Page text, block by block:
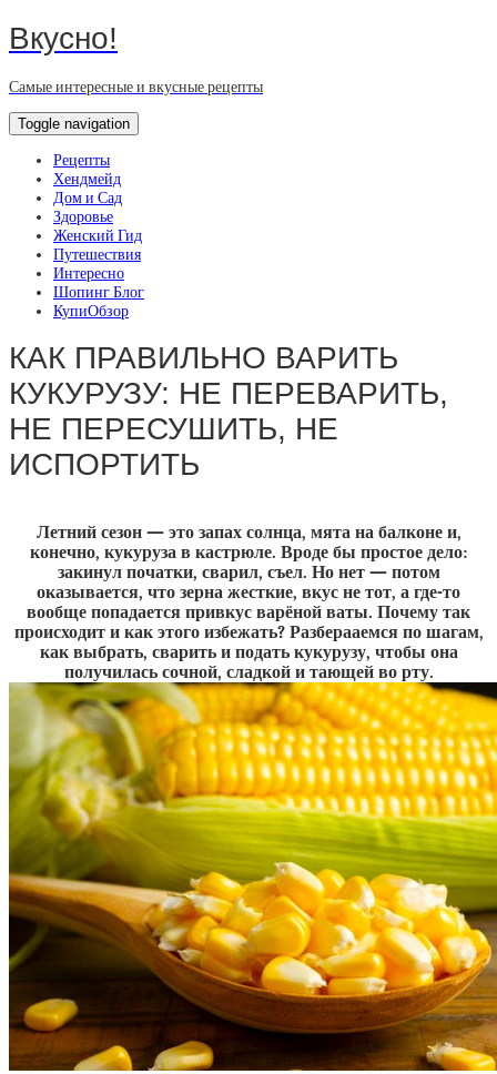
Вкусно!
Самые интересные и вкусные рецепты
Toggle navigation
Рецепты
Хендмейд
Дом и Сад
Здоровье
Женский Гид
Путешествия
Интересно
Шопинг Блог
КупиОбзор
КАК ПРАВИЛЬНО ВАРИТЬ
КУКУРУЗУ: НЕ ПЕРЕВАРИТЬ,
НЕ ПЕРЕСУШИТЬ, НЕ
ИСПОРТИТЬ
Летний сезон — это запах солнца, мята на балконе и,
конечно, кукуруза в кастрюле. Вроде бы простое дело:
закинул початки, сварил, съел. Но нет — потом
оказывается, что зерна жесткие, вкус не тот, а где-то
вообще попадается привкус варёной ваты. Почему так
происходит и как этого избежать? Разберааемся по шагам,
как выбрать, сварить и подать кукурузу, чтобы она
получилась сочной, сладкой и тающей во рту.